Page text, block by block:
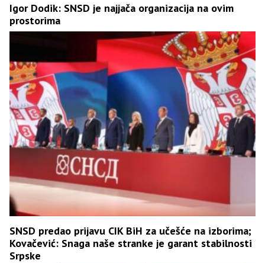
Igor Dodik: SNSD je najjača organizacija na ovim
prostorima
SNSD predao prijavu CIK BiH za učešće na izborima;
Kovačević: Snaga naše stranke je garant stabilnosti
Srpske